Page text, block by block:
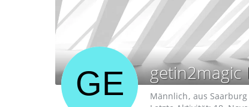
getin2magic
Männlich aus